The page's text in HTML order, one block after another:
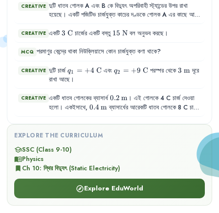
m}
CREATIVE দুটি ধাতব গোলক A এবং B কে বিদ্যুৎ অপরিবাহী স্ট্যান্ডের উপর রাখা
হয়েছে । একটি পজিটিভ চার্জযুক্ত কাচের দণ্ডকে গোলক A এর কাছে আনা
করিয়ে রাখা হলো।
CREATIVE একটি 3\text{
3 C চার্জের একটি বস্তু 15\text{
15 N বল অনুভব করছে।
MCQ পরমাণুর কেন্দ্রে থাকা নিউক্লিয়াসে কোন চার্জযুক্ত কণা থাকে?
CREATIVE দুটি চার্জq_1 =
+4\text{
q1 = +4 C এবং q_2 =
q2 = +9 C পরস্পর থেকে3\text{
3 mদূরে
রাখা আছে।
CREATIVE একটি ধাতব গোলকের ব্যাসার্ধ 0.2\,\text{m}
0.2 m। এই গোলকে 4 C চার্জ দেওয়া
হলো । একইসাথে, 0.4\,\text{m}
0.4 m ব্যাসার্ধের আরেকটি ধাতব গোলকে 8 C চার্জ
এবং তারা পরস্পর থেকে যথেষ্ট দূরে অবস্থিত।
EXPLORE THE CURRICULUM
schoolSSC (Class 9-10)
menu_bookPhysics
bookmark Ch 10: স্থির বিদ্যুৎ (Static Electricity)
exploreExplore EduWorld